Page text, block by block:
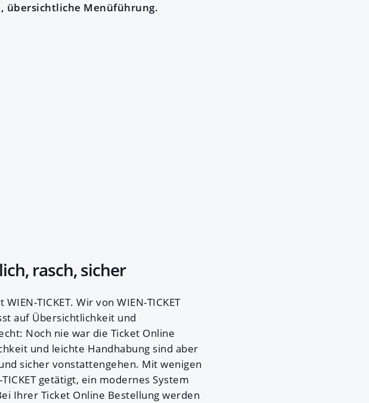
übersichtliche Menüführung.
rasch, sicher
TICKET. Wir von WIEN-TICKET
auf Übersichtlichkeit und
Noch nie war die Ticket Online
und leichte Handhabung sind aber
sicher vonstattengehen. Mit wenigen
getätigt, ein modernes System
Ihrer Ticket Online Bestellung werden